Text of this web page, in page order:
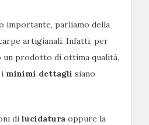
importante, parliamo della
artigianali. Infatti, per
un prodotto di ottima qualità,
i minimi dettagli siano
di lucidatura oppure la